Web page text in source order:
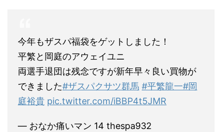
今年もザスパ福袋をゲットしました！
平繁と岡庭のアウェイユニ
両選手退団は残念ですが新年早々良い買物が
できました#ザスパクサツ群馬 #平繁龍一#岡
庭裕貴 pic.twitter.com/iBBP4t5JMR
— おなか痛いマン 14 thespa932